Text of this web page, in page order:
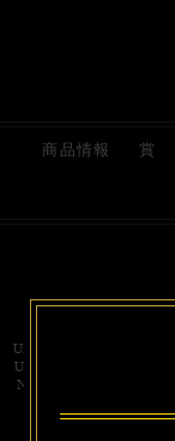
商品情報 賞
お問い合
Uncle Nearest Premium
UNCLE NEAREST, THE
NATHAN GREEN,